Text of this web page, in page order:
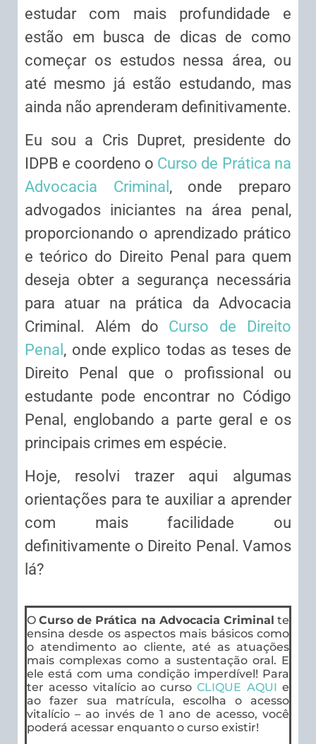
estudar com mais profundidade e
estão em busca de dicas de como
começar os estudos nessa área, ou
até mesmo já estão estudando, mas
ainda não aprenderam definitivamente.
Eu sou a Cris Dupret, presidente do
IDPB e coordeno o Curso de Prática na
Advocacia Criminal , onde preparo
advogados iniciantes na área penal,
proporcionando o aprendizado prático
e teórico do Direito Penal para quem
deseja obter a segurança necessária
para atuar na prática da Advocacia
Criminal. Além do Curso de Direito
Penal , onde explico todas as teses de
Direito Penal que o profissional ou
estudante pode encontrar no Código
Penal, englobando a parte geral e os
principais crimes em espécie.
Hoje, resolvi trazer aqui algumas
orientações para te auxiliar a aprender
com mais facilidade ou
definitivamente o Direito Penal. Vamos
lá?
OCurso de Prática na Advocacia Criminal te
ensina desde os aspectos mais básicos como
o atendimento ao cliente, até as atuações
mais complexas como a sustentação oral. E
ele está com uma condição imperdível! Para
ter acesso vitalício ao cursoCLIQUE AQUI e
ao fazer sua matrícula, escolha o acesso
vitalício – ao invés de 1 ano de acesso, você
poderá acessar enquanto o curso existir!